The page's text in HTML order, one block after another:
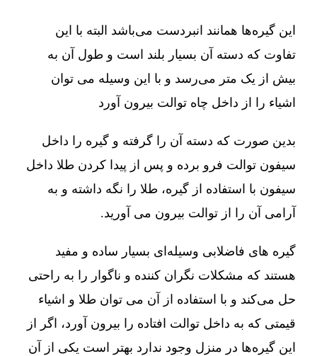
این گیره‌ها همانند انبردست می‌باشد البته با این
تفاوت که دسته آن بسیار بلند است و طول آن به
بیش از یک متر می‌رسد و با این وسیله می توان
اشیاء را از داخل چاه توالت بیرون آورد
بدین صورت که دسته آن را گرفته و گیره را داخل
سیفون توالت فرو برده و پس از پیدا کردن طلا داخل
سیفون با استفاده از گیره، طلا را نگه داشته و به
آرامی آن را از توالت بیرون می آورید.
گیره های فاضلابی وسیله‌ای بسیار ساده و مفید
هستند که مشکلات نگران کننده و ناگوار را به راحتی
حل می‌کند و با استفاده از آن می توان طلا و اشیاء
قیمتی که به داخل توالت افتاده را بیرون آورد، اگر از
این گیره‌ها در منزل وجود ندارد بهتر است یکی از آن